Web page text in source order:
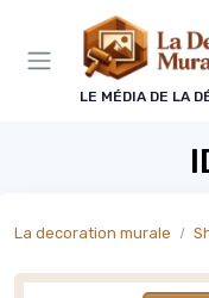
LE MÉDIA DE LA
La decoration murale
Panneau de gestion